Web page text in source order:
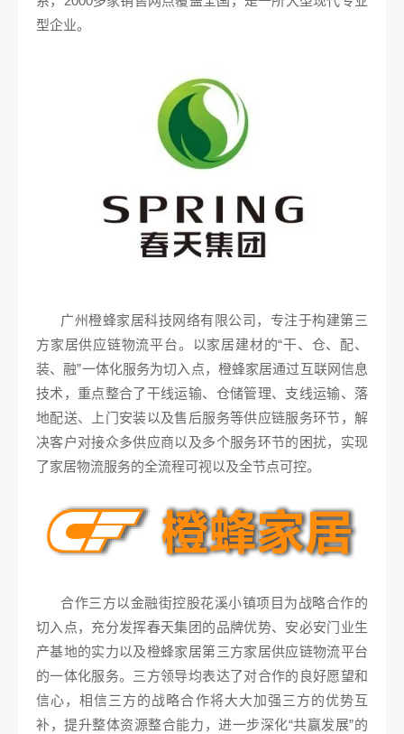
型企业。
广州橙蜂家居科技网络有限公司，专注于构建第三
方家居供应链物流平台。以家居建材的“干、仓、配、
装、融”一体化服务为切入点，橙蜂家居通过互联网信息
技术，重点整合了干线运输、仓储管理、支线运输、落
地配送、上门安装以及售后服务等供应链服务环节，解
决客户对接众多供应商以及多个服务环节的困扰，实现
了家居物流服务的全流程可视以及全节点可控。
合作三方以金融街控股花溪小镇项目为战略合作的
切入点，充分发挥春天集团的品牌优势、安必安门业生
产基地的实力以及橙蜂家居第三方家居供应链物流平台
的一体化服务。三方领导均表达了对合作的良好愿望和
信心，相信三方的战略合作将大大加强三方的优势互
补，提升整体资源整合能力，进一步深化“共赢发展”的